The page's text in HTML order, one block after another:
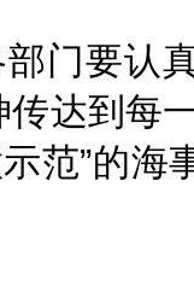
要努力
调研
对做